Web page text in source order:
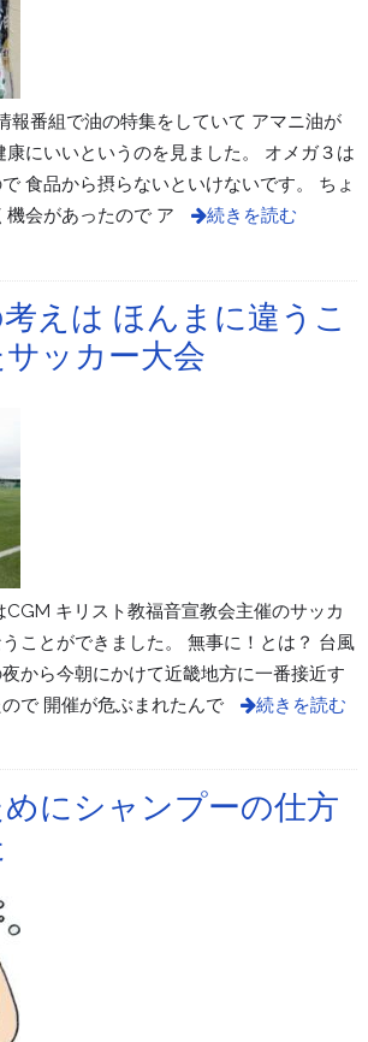
報番組で油の特集をしていて アマニ油が
康にいいというのを見ました。 オメガ３は
食品から摂らないといけないです。 ちょ
機会があったので ア
続きを読む
えは ほんまに違うこ
ッカー大会
キリスト教福音宣教会主催のサッカ
ことができました。 無事に！とは？ 台風
から今朝にかけて近畿地方に一番接近す
で 開催が危ぶまれたんで
続きを読む
にシャンプーの仕方